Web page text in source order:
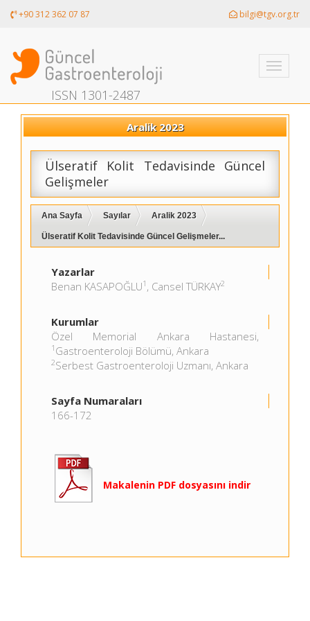
+90 312 362 07 87 bilgi@tgv.org.tr
Toggle
ISSN 1301-2487
Aralik 2023
Ülseratif Kolit Tedavisinde Güncel
Gelişmeler
Ana Sayfa Sayılar Aralik 2023
Ülseratif Kolit Tedavisinde Güncel Gelişmeler...
Yazarlar
Benan KASAPOĞLU1 , Cansel TÜRKAY2
Kurumlar
Özel Memorial Ankara Hastanesi,
1 Gastroenteroloji Bölümü, Ankara
2Serbest Gastroenteroloji Uzmanı, Ankara
Sayfa Numaraları
166-172
Makalenin PDF dosyasını indir